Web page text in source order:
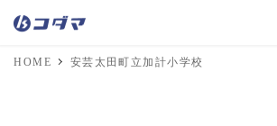
HOME 安芸太田町立加計小学校